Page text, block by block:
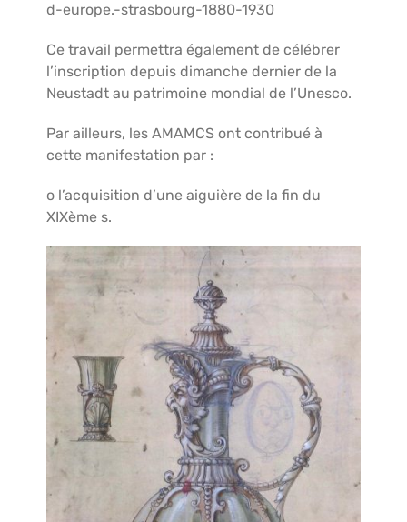
d-europe.-strasbourg-1880-1930
Ce travail permettra également de célébrer
l’inscription depuis dimanche dernier de la
Neustadt au patrimoine mondial de l’Unesco.
Par ailleurs, les AMAMCS ont contribué à
cette manifestation par :
o l’acquisition d’une aiguière de la fin du
XIXème s.